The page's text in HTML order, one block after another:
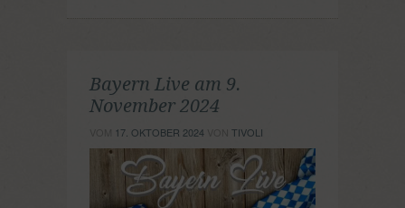
Bayern Live am 9.
November 2024
17. OKTOBER 2024 TIVOLI